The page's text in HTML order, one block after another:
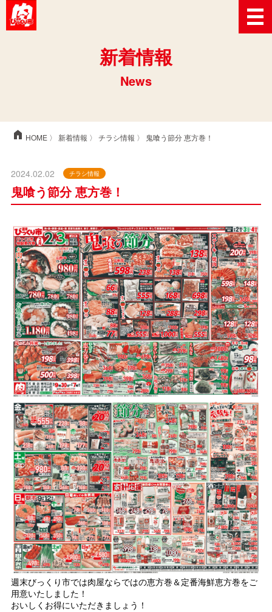
新着情報
News
home HOME 〉 新着情報 〉 チラシ情報 〉 鬼喰う節分 恵方巻！
2024.02.02 チラシ情報
鬼喰う節分 恵方巻！
週末びっくり市では肉屋ならではの恵方巻＆定番海鮮恵方巻をご
用意いたしました！
おいしくお得にいただきましょう！